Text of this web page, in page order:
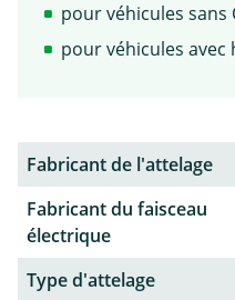
pour véhicules sans
pour véhicules
Fabricant de l'attelage
Fabricant du faisceau
électrique
Type d'attelage